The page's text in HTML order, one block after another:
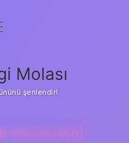
Molası
şenlendir!
POLIKLINIĞI